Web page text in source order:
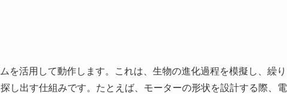
を活用して動作します。これは、生物の進化過程を模擬し、繰り
し出す仕組みです。たとえば、モーターの形状を設計する際、電